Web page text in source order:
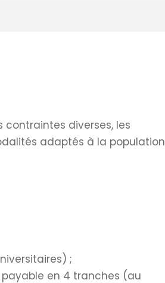
diverses, les
adaptés à la population
;
en 4 tranches (au